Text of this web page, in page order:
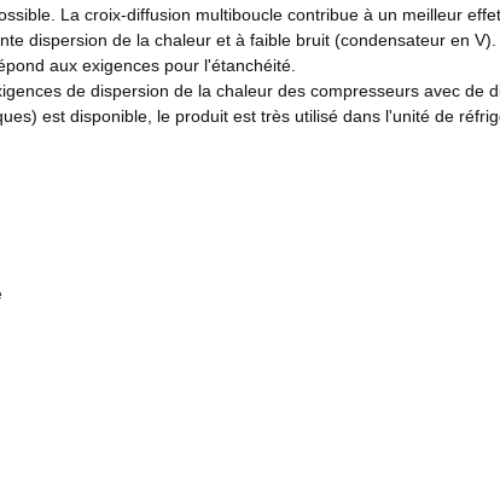
La croix-diffusion multiboucle contribue à un meilleur
dispersion de la chaleur et à faible bruit (condensateur en V).
aux exigences pour l'étanchéité.
de dispersion de la chaleur des compresseurs avec de
est disponible, le produit est très utilisé dans l'unité de